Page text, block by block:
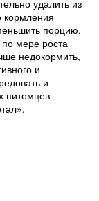
удалить из
кормления
порцию.
мере роста
недокормить,
и
и
питомцев